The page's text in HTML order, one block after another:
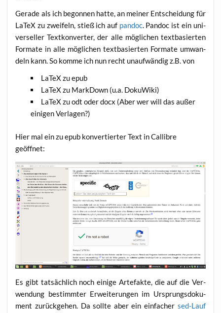
Gera­de als ich begon­nen hat­te, an mei­ner Ent­schei­dung für
LaTeX zu zwei­feln, stieß ich auf pan­doc. Pan­doc ist ein uni­
ver­sel­ler Text­kon­ver­ter, der alle mög­li­chen text­ba­sier­ten
For­ma­te in alle mög­li­chen text­ba­sier­ten For­ma­te umwan­
deln kann. So kom­me ich nun recht unauf­wän­dig z.B. von
LaTeX zu epub
LaTeX zu Mark­Down (u.a. DokuWiki)
LaTeX zu odt oder docx (Aber wer will das außer
eini­gen Verlagen?)
Hier mal ein zu epub kon­ver­tier­ter Text in Cal­lib­re
geöffnet:
Es gibt tat­säch­lich noch eini­ge Arte­fak­te, die auf die Ver­
wen­dung bestimm­ter Erwei­te­run­gen im Ursprungs­do­ku­
ment zurück­ge­hen. Da soll­te aber ein ein­fa­cher sed-Lauf